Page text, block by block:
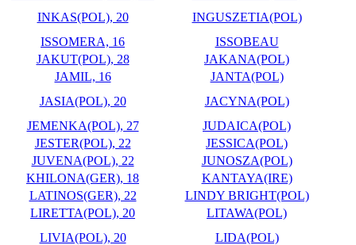
INKAS(POL), 20
INGUSZETIA(POL)
ISSOMERA, 16
ISSOBEAU
JAKUT(POL), 28
JAKANA(POL)
JAMIL, 16
JANTA(POL)
JASIA(POL), 20
JACYNA(POL)
JEMENKA(POL), 27
JUDAICA(POL)
JESTER(POL), 22
JESSICA(POL)
JUVENA(POL), 22
JUNOSZA(POL)
KHILONA(GER), 18
KANTAYA(IRE)
LATINOS(GER), 22
LINDY BRIGHT(POL)
LIRETTA(POL), 20
LITAWA(POL)
LIVIA(POL), 20
LIDA(POL)